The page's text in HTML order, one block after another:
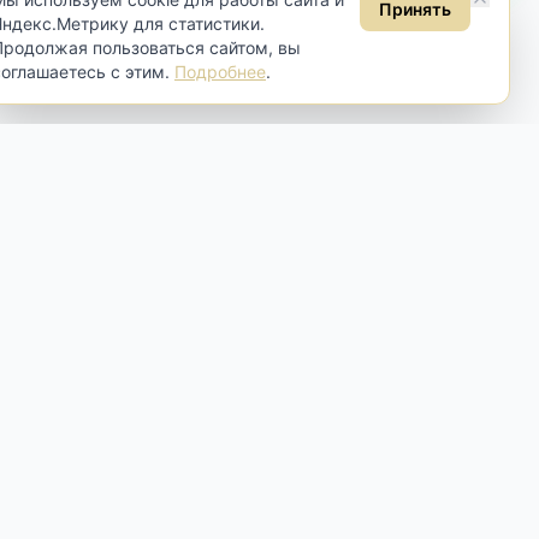
для статистики.
пользоваться сайтом, вы
с этим. Подробнее.
Принять